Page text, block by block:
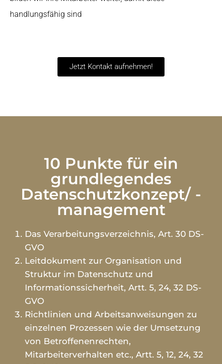
handlungsfähig sind
Jetzt Kontakt aufnehmen!
10 Punkte für ein
grundlegendes
Datenschutzkonzept/ -
management
Das Verarbeitungsverzeichnis, Art. 30 DS-
GVO
Leitdokument zur Organisation und
Struktur im Datenschutz und
Informationssicherheit, Artt. 5, 24, 32 DS-
GVO
Richtlinien und Arbeitsanweisungen zu
einzelnen Prozessen wie der Umsetzung
von Betroffenenrechten,
Mitarbeiterverhalten etc., Artt. 5, 12, 24, 32